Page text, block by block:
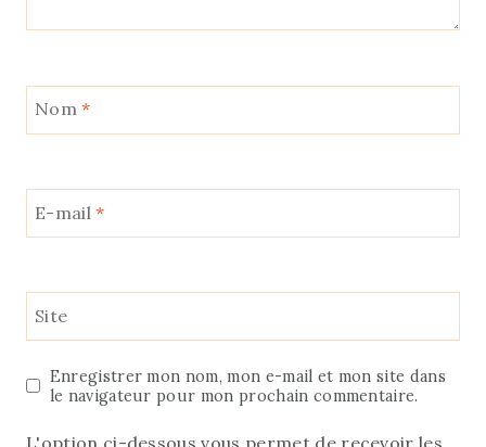
Nom*
E-mail*
Site
Enregistrer mon nom, mon e-mail et mon site dans
le navigateur pour mon prochain commentaire.
L'option ci-dessous vous permet de recevoir les